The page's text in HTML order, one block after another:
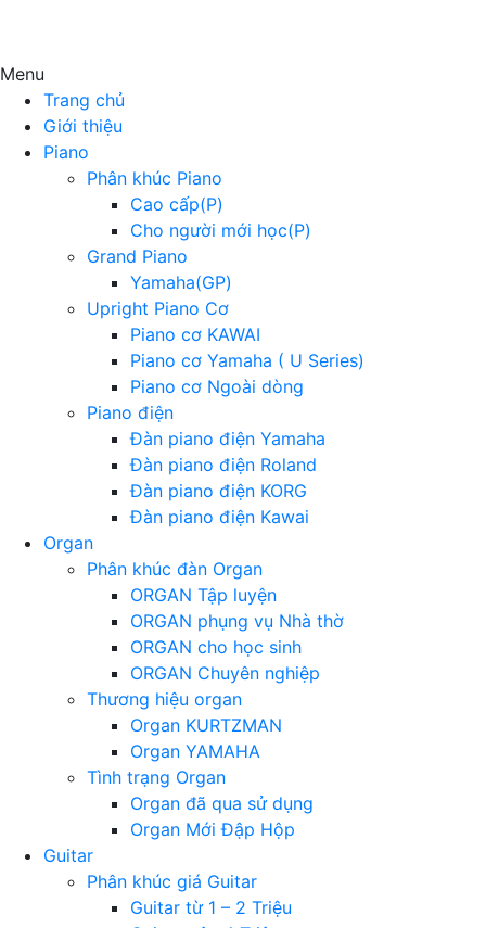
Menu
Trang chủ
Giới thiệu
Piano
Phân khúc Piano
Cao cấp(P)
Cho người mới học(P)
Grand Piano
Yamaha(GP)
Upright Piano Cơ
Piano cơ KAWAI
Piano cơ Yamaha ( U Series)
Piano cơ Ngoài dòng
Piano điện
Đàn piano điện Yamaha
Đàn piano điện Roland
Đàn piano điện KORG
Đàn piano điện Kawai
Organ
Phân khúc đàn Organ
ORGAN Tập luyện
ORGAN phụng vụ Nhà thờ
ORGAN cho học sinh
ORGAN Chuyên nghiệp
Thương hiệu organ
Organ KURTZMAN
Organ YAMAHA
Tình trạng Organ
Organ đã qua sử dụng
Organ Mới Đập Hộp
Guitar
Phân khúc giá Guitar
Guitar từ 1 – 2 Triệu